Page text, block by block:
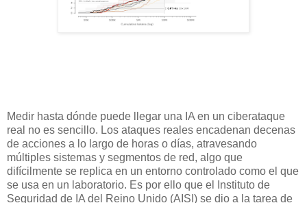
Medir hasta dónde puede llegar una IA en un ciberataque
real no es sencillo. Los ataques reales encadenan decenas
de acciones a lo largo de horas o días, atravesando
múltiples sistemas y segmentos de red, algo que
difícilmente se replica en un entorno controlado como el que
se usa en un laboratorio. Es por ello que el Instituto de
Seguridad de IA del Reino Unido (AISI) se dio a la tarea de